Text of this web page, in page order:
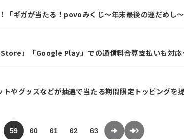
ギガが当たる！povoみくじ～年末最後の運だめし～
」「Google Play」での通信料合算支払いも対応
やグッズなどが抽選で当たる期間限定トッピングを
59 60 61 62 63